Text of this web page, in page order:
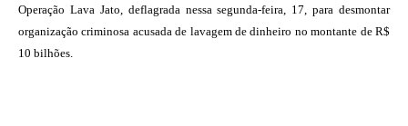
Operação Lava Jato, deflagrada nessa segunda-feira, 17, para desmontar
organização criminosa acusada de lavagem de dinheiro no montante de R$
10 bilhões.